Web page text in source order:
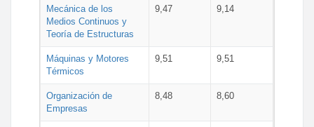
Mecánica de los
Medios Continuos y
Teoría de Estructuras
9,47 9,14
Máquinas y Motores
Térmicos
9,51 9,51
Organización de
Empresas
8,48 8,60